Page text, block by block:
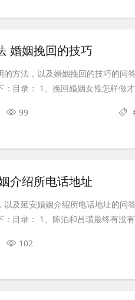
婚姻挽回的技巧
方法，以及婚姻挽回的技巧的问
目录： 1、挽回婚姻女性怎样做
99
介绍所电话地址
及延安婚姻介绍所电话地址的问
目录： 1、陈泊和吕璜最终有没
102